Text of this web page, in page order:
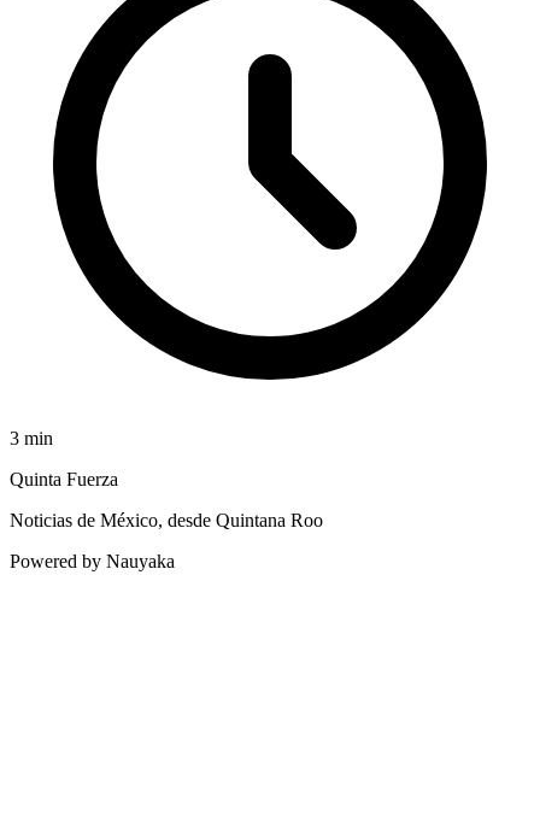
3 min
Quinta Fuerza
Noticias de México, desde Quintana Roo
Powered by Nauyaka